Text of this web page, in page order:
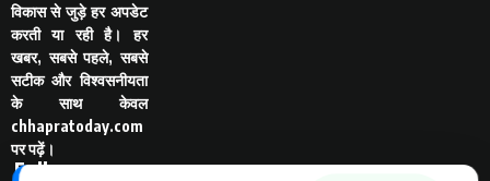
विकास से जुड़े हर अपडेट
करती या रही है। हर
खबर, सबसे पहले, सबसे
सटीक और विश्वसनीयता
के साथ केवल
chhapratoday.com
पर पढ़ें।
Follo